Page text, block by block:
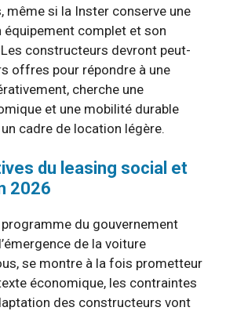
même si la Inster conserve une
équipement complet et son
constructeurs devront peut-
offres pour répondre à une
cherche une
et une mobilité durable
cadre de location légère.
du leasing social et
2026
du gouvernement
de la voiture
se montre à la fois prometteur
économique, les contraintes
des constructeurs vont